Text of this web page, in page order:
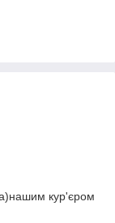
кур'єром